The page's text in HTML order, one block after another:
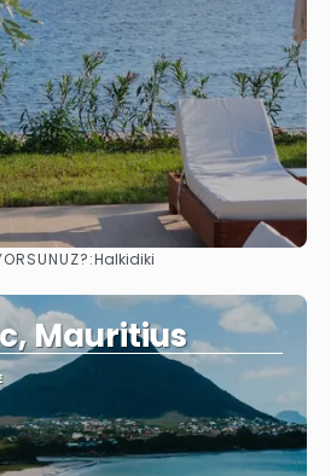
Görüntüle
Halkidiki
Mauritius